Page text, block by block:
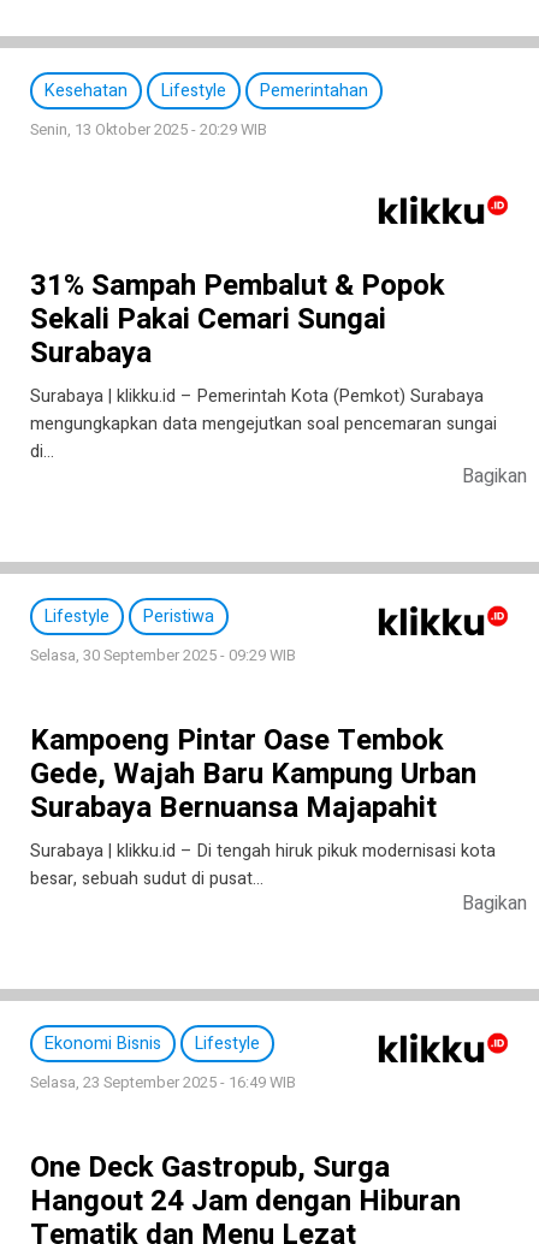
Kesehatan Lifestyle Pemerintahan
Senin, 13 Oktober 2025 - 20:29 WIB
31% Sampah Pembalut & Popok
Sekali Pakai Cemari Sungai
Surabaya
Surabaya | klikku.id – Pemerintah Kota (Pemkot) Surabaya
mengungkapkan data mengejutkan soal pencemaran sungai
di…
Bagikan
Lifestyle Peristiwa
Selasa, 30 September 2025 - 09:29 WIB
Kampoeng Pintar Oase Tembok
Gede, Wajah Baru Kampung Urban
Surabaya Bernuansa Majapahit
Surabaya | klikku.id – Di tengah hiruk pikuk modernisasi kota
besar, sebuah sudut di pusat…
Bagikan
Ekonomi Bisnis Lifestyle
Selasa, 23 September 2025 - 16:49 WIB
One Deck Gastropub, Surga
Hangout 24 Jam dengan Hiburan
Tematik dan Menu Lezat